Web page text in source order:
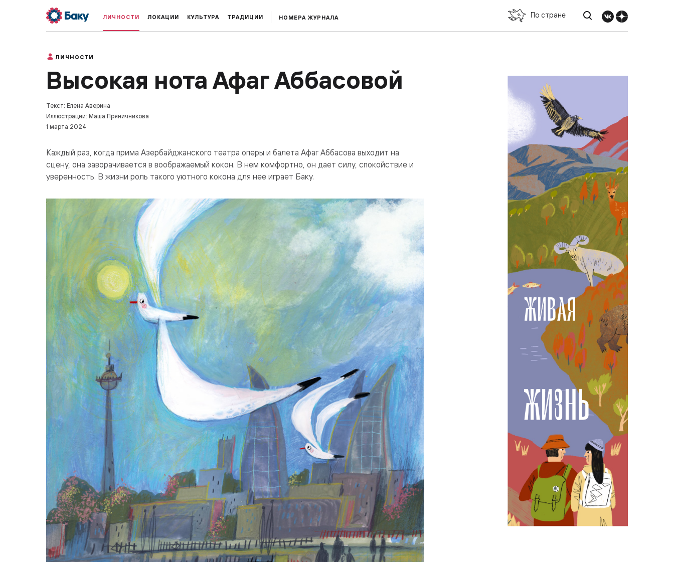
ЛИЧНОСТИ ЛОКАЦИИ КУЛЬТУРА ТРАДИЦИИ НОМЕРА ЖУРНАЛА По стране
ЛИЧНОСТИ
Высокая нота Афаг Аббасовой
Текст: Елена Аверина
Иллюстрации: Маша Пряничникова
1 марта 2024
Каждый раз, когда прима Азербайджанского театра оперы и балета Афаг Аббасова выходит на
сцену, она заворачивается в воображаемый кокон. В нем комфортно, он дает силу, спокойствие и
уверенность. В жизни роль такого уютного кокона для нее играет Баку.